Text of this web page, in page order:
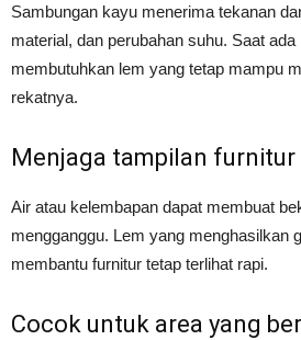
Sambungan kayu menerima tekanan
material, dan perubahan suhu. Saat
membutuhkan lem yang tetap mampu
rekatnya.
Menjaga tampilan furnitur
Air atau kelembapan dapat membuat
mengganggu. Lem yang menghasilkan
membantu furnitur tetap terlihat rapi.
Cocok untuk area yang